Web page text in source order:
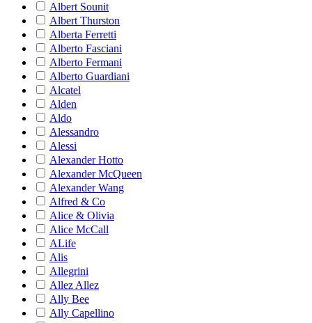
Albert Sounit
Albert Thurston
Alberta Ferretti
Alberto Fasciani
Alberto Fermani
Alberto Guardiani
Alcatel
Alden
Aldo
Alessandro
Alessi
Alexander Hotto
Alexander McQueen
Alexander Wang
Alfred & Co
Alice & Olivia
Alice McCall
ALife
Alis
Allegrini
Allez Allez
Ally Bee
Ally Capellino